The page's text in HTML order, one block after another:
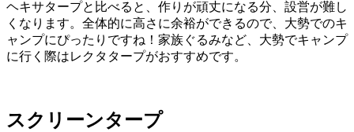
ヘキサタープと比べると、作りが頑丈になる分、設営が難し
くなります。全体的に高さに余裕ができるので、大勢でのキ
ャンプにぴったりですね！家族ぐるみなど、大勢でキャンプ
に行く際はレクタタープがおすすめです。
スクリーンタープ